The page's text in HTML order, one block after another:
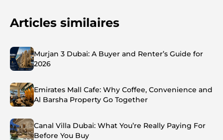
Articles similaires
Murjan 3 Dubai: A Buyer and Renter’s Guide for
2026
Emirates Mall Cafe: Why Coffee, Convenience and
Al Barsha Property Go Together
Canal Villa Dubai: What You’re Really Paying For
Before You Buy